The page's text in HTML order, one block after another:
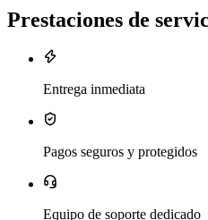
Prestaciones de
Entrega inmediata
Pagos seguros y protegidos
Equipo de soporte dedicado